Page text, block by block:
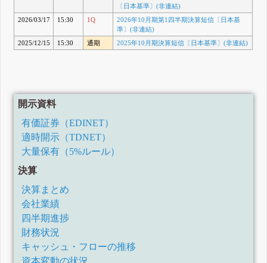
〔日本基準〕(非連結)
2026/03/17
15:30 1Q
2026年10月期第1四半期決算短信〔日本基
準〕(非連結)
2025/12/15
15:30 通期 2025年10月期決算短信〔日本基準〕(非連結)
開示資料
有価証券（EDINET）
適時開示（TDNET）
大量保有（5%ルール）
決算
決算まとめ
会社業績
四半期進捗
財務状況
キャッシュ・フローの推移
資本変動の状況